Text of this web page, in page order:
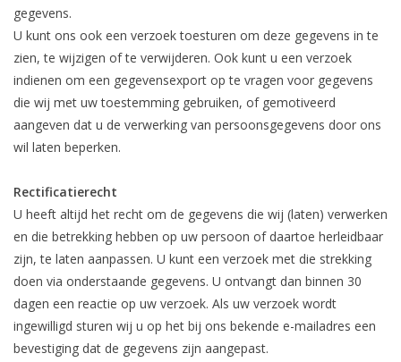
gegevens.
U kunt ons ook een verzoek toesturen om deze gegevens in te
zien, te wijzigen of te verwijderen. Ook kunt u een verzoek
indienen om een gegevensexport op te vragen voor gegevens
die wij met uw toestemming gebruiken, of gemotiveerd
aangeven dat u de verwerking van persoonsgegevens door ons
wil laten beperken.
Rectificatierecht
U heeft altijd het recht om de gegevens die wij (laten) verwerken
en die betrekking hebben op uw persoon of daartoe herleidbaar
zijn, te laten aanpassen. U kunt een verzoek met die strekking
doen via onderstaande gegevens. U ontvangt dan binnen 30
dagen een reactie op uw verzoek. Als uw verzoek wordt
ingewilligd sturen wij u op het bij ons bekende e-mailadres een
bevestiging dat de gegevens zijn aangepast.